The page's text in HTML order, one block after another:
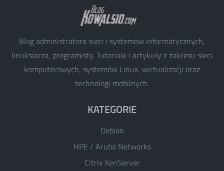
Blog administratora sieci i systemów informatycznych,
linuksiarza, programisty. Tutoriale i artykuły z zakresu sieci
komputerowych, systemów Linux, wirtualizacji oraz
technologi mobilnych.
KATEGORIE
Debian
HPE / Aruba Networks
Citrix XenServer